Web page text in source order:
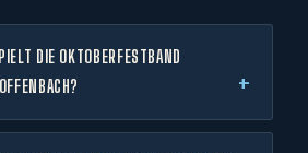
DIE OKTOBERFESTBAND